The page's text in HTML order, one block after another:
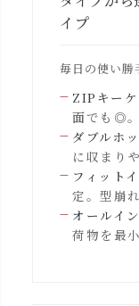
イプ
毎日の使い勝
ZIPキーケ
面でも◎
ダブルホ
に収まり
フィット
定。型崩
オールイ
荷物を最